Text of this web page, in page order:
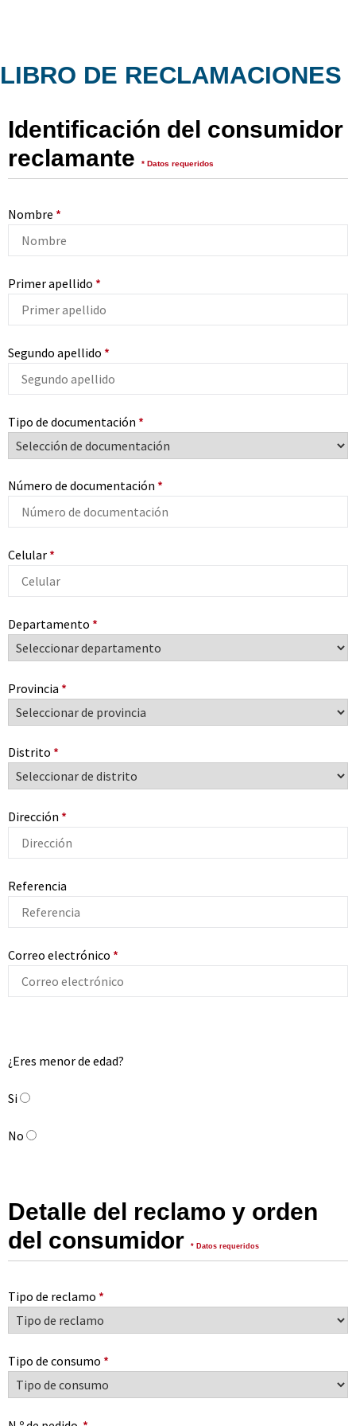
LIBRO DE RECLAMACIONES
Identificación del consumidor
reclamante* Datos requeridos
Nombre *
Primer apellido *
Segundo apellido *
Tipo de documentación *
Número de documentación *
Celular *
Departamento *
Provincia *
Distrito *
Dirección *
Referencia
Correo electrónico *
¿Eres menor de edad?
Si
No
Detalle del reclamo y orden
del consumidor* Datos requeridos
Tipo de reclamo *
Tipo de consumo *